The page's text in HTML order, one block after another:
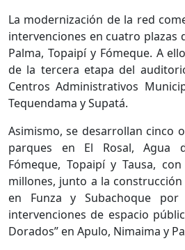
La modernización de la red
intervenciones en cuatro plazas
Palma, Topaipí y Fómeque. A
de la tercera etapa del
Centros Administrativos
Tequendama y Supatá.
Asimismo, se desarrollan cinco
parques en El Rosal, Agua
Fómeque, Topaipí y Tausa,
millones, junto a la
en Funza y Subachoque
intervenciones de espacio
Dorados” en Apulo, Nimaima y